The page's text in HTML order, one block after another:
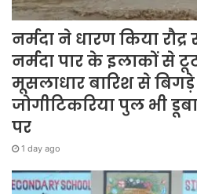
नर्मदा ने धारण किया
नर्मदा पार के इलाकों से
मूसलाधार बारिश से
जोगीटिकरिया पुल भी
पर
1 day ago